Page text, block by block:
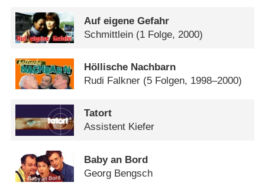
Auf eigene Gefahr
Schmittlein (1 Folge, 2000)
Höllische Nachbarn
Rudi Falkner (5 Folgen, 1998–2000)
Tatort
Assistent Kiefer
Baby an Bord
Georg Bengsch